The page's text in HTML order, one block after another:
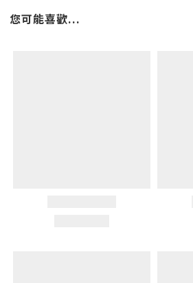
您可能喜歡...